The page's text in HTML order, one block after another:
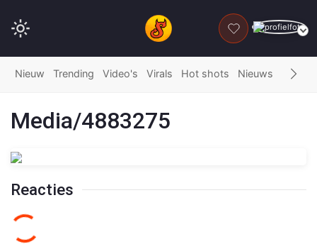
DONEER
Nieuw Trending Video's Virals Hot shots Nieuws Fails
Media/4883275
Reacties